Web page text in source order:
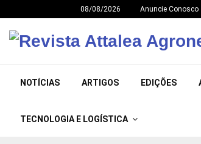
08/08/2026 Anuncie Conosco
NOTÍCIAS ARTIGOS EDIÇÕES
TECNOLOGIA E LOGÍSTICA